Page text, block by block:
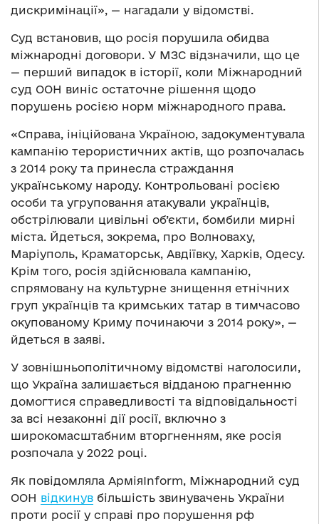
дискримінації», — нагадали у відомстві.
Суд встановив, що росія порушила обидва
міжнародні договори. У МЗС відзначили, що це
— перший випадок в історії, коли Міжнародний
суд ООН виніс остаточне рішення щодо
порушень росією норм міжнародного права.
«Справа, ініційована Україною, задокументувала
кампанію терористичних актів, що розпочалась
з 2014 року та принесла страждання
українському народу. Контрольовані росією
особи та угруповання атакували українців,
обстрілювали цивільні об’єкти, бомбили мирні
міста. Йдеться, зокрема, про Волноваху,
Маріуполь, Краматорськ, Авдіївку, Харків, Одесу.
Крім того, росія здійснювала кампанію,
спрямовану на культурне знищення етнічних
груп українців та кримських татар в тимчасово
окупованому Криму починаючи з 2014 року», —
йдеться в заяві.
У зовнішньополітичному відомстві наголосили,
що Україна залишається відданою прагненню
домогтися справедливості та відповідальності
за всі незаконні дії росії, включно з
широкомасштабним вторгненням, яке росія
розпочала у 2022 році.
Як повідомляла АрміяInform, Міжнародний суд
ООН відкинув більшість звинувачень України
проти росії у справі про порушення рф